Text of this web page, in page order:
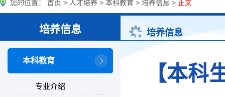
您的位置： 首页 > 人才培养 > 本科教育 > 培养信息 > 正文
培养信息
本科教育
专业介绍
培养信息
【本科